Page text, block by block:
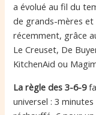
a évolué au fil du
de grands-mères et
récemment, grâce
Le Creuset, De
KitchenAid ou
La règle des 3-6-9
universel : 3